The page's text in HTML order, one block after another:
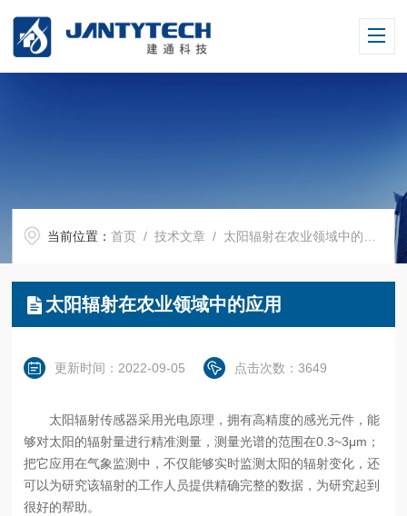
当前位置：首页 /技术文章 / 太阳辐射在农业领域中的应用
太阳辐射在农业领域中的应用
更新时间：2022-09-05 点击次数：3649
太阳辐射传感器采用光电原理，拥有高精度的感光元件，能
够对太阳的辐射量进行精准测量，测量光谱的范围在0.3~3μm；
把它应用在气象监测中，不仅能够实时监测太阳的辐射变化，还
可以为研究该辐射的工作人员提供精确完整的数据，为研究起到
很好的帮助。